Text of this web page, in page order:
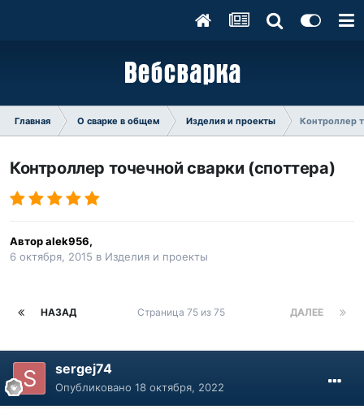
Главная О сварке в общем Изделия и проекты Контроллер
Контроллер точечной сварки (споттера)
Авторalek956,
6 октября, 2015 в Изделия и проекты
НАЗАД ДАЛЕЕ
Страница 75 из 75
sergej74
Опубликовано 18 октября, 2022